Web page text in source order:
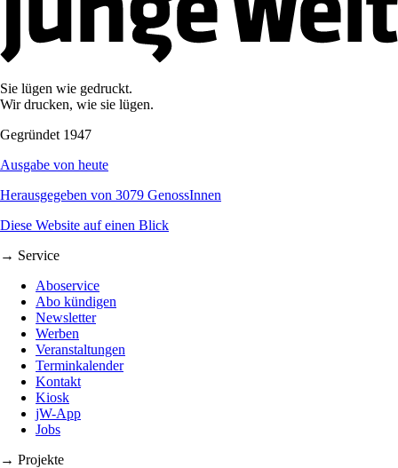
Sie lügen wie gedruckt.
Wir drucken, wie sie lügen.
Gegründet 1947
Ausgabe von heute
Herausgegeben von 3079 GenossInnen
Diese Website auf einen Blick
→ Service
Aboservice
Abo kündigen
Newsletter
Werben
Veranstaltungen
Terminkalender
Kontakt
Kiosk
jW-App
Jobs
→ Projekte